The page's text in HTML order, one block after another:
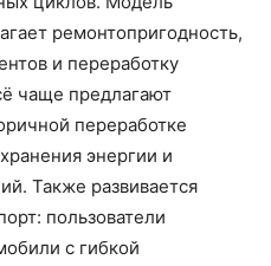
ремонтопригодность,
и переработку
чаще предлагают
переработке
энергии и
Также развивается
пользователи
с гибкой